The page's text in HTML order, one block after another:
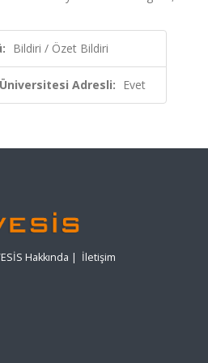
Bildiri / Özet Bildiri
Adresli: Evet
Hakkında | İletişim